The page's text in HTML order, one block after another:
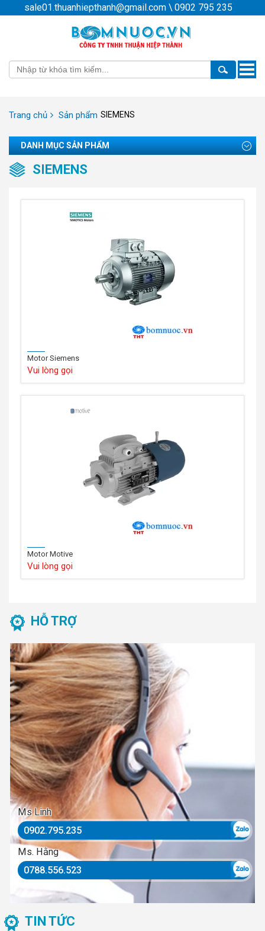
sale01.thuanhiepthanh@gmail.com \ 0902 795 235
Toggle
Trang chủ Sản phẩm SIEMENS
DANH MỤC SẢN PHẨM
SIEMENS
Motor Siemens
Vui lòng gọi
Motor Motive
Vui lòng gọi
HỖ TRỢ
Ms Linh
0902.795.235
Ms. Hằng
0788.556.523
TIN TỨC